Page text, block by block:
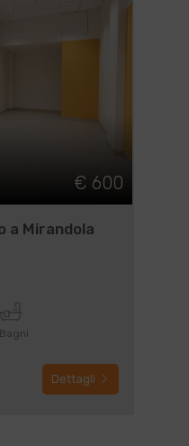
€ 600
a Mirandola
Dettagli